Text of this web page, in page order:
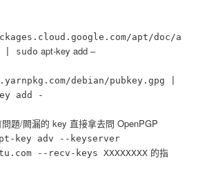
apt/doc/a
| sudo apt-key add –
debian/pubkey.gpg |
add -
題/闕漏的 key 直接拿去問 OpenPGP
key adv --keyserver
--recv-keys XXXXXXXX 的指